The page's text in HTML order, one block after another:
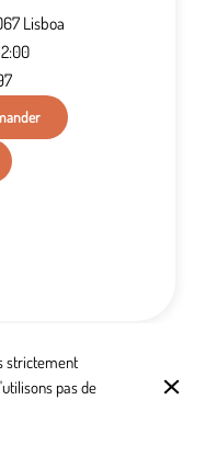
1900-067 Lisboa
saveurs
strictement
pas de